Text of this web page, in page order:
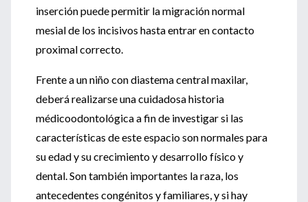
inserción puede permitir la migración normal
mesial de los incisivos hasta entrar en contacto
proximal correcto.
Frente a un niño con diastema central maxilar,
deberá realizarse una cuidadosa historia
médicoodontológica a fin de investigar si las
características de este espacio son normales para
su edad y su crecimiento y desarrollo físico y
dental. Son también importantes la raza, los
antecedentes congénitos y familiares, y si hay